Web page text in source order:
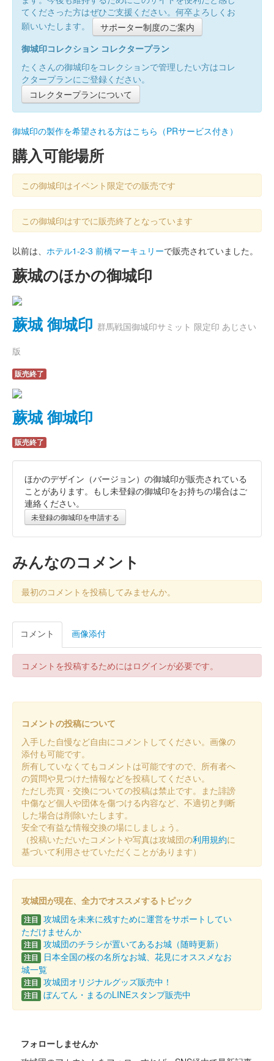
てくださった方はぜひご支援ください。何卒よろしくお
願いいたします。
サポーター制度のご案内
御城印コレクション コレクタープラン
たくさんの御城印をコレクションで管理したい方はコレ
クタープランにご登録ください。
コレクタープランについて
御城印の製作を希望される方はこちら（PRサービス付き）
購入可能場所
この御城印はイベント限定での販売です
この御城印はすでに販売終了となっています
以前は、 ホテル1-2-3 前橋マーキュリーで販売されていました。
蕨城のほかの御城印
蕨城 御城印 群馬戦国御城印サミット 限定印 あじさい
版
販売終了
蕨城 御城印
販売終了
ほかのデザイン（バージョン）の御城印が販売されている
ことがあります。もし未登録の御城印をお持ちの場合はご
連絡ください。
未登録の御城印を申請する
みんなのコメント
最初のコメントを投稿してみませんか。
コメント 画像添付
コメントを投稿するためにはログインが必要です。
コメントの投稿について
入手した自慢など自由にコメントしてください。画像の
添付も可能です。
所有していなくてもコメントは可能ですので、所有者へ
の質問や見つけた情報などを投稿してください。
ただし売買・交換についての投稿は禁止です。また誹謗
中傷など個人や団体を傷つける内容など、不適切と判断
した場合は削除いたします。
安全で有益な情報交換の場にしましょう。
（投稿いただいたコメントや写真は攻城団の利用規約に
基づいて利用させていただくことがあります）
攻城団が現在、全力でオススメするトピック
注目 攻城団を未来に残すために運営をサポートしてい
ただけませんか
注目 攻城団のチラシが置いてあるお城（随時更新）
注目
日本全国の桜の名所なお城、花見にオススメなお
城一覧
注目 攻城団オリジナルグッズ販売中！
注目 ぼんてん・まるのLINEスタンプ販売中
フォローしませんか